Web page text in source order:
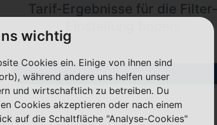
Tarif-Ergebnisse für die Filter-
Filter zurücksetzen
wichtig
Cookies ein. Einige von ihnen sind
während andere uns helfen unser
und wirtschaftlich zu betreiben. Du
Cookies akzeptieren oder nach einem
auf die Schaltfläche "Analyse-Cookies"